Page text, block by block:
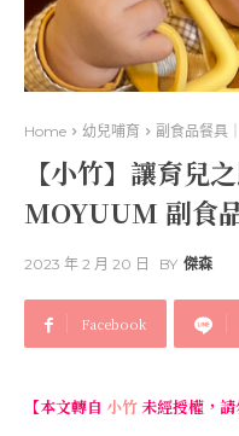
Home 幼兒哺育 副食品餐具
【小竹】讓育兒
MOYUUM 副食
2023 年 2 月 20 日 BY 傑森
Facebook
【本文轉自 小竹未經授權，請